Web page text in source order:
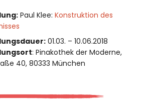
Paul Klee:Konstruktion des
01.03. – 10.06.2018
: Pinakothek der Moderne,
40, 80333 München